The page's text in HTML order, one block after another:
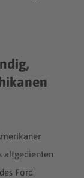
altgedienten
Ford